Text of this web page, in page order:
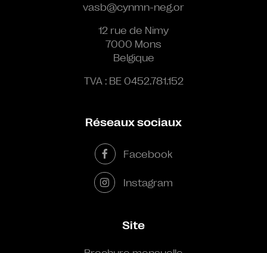
vasb@cynmn-neg.or
12 rue de Nimy
7000 Mons
Belgique
TVA : BE 0452.781.152
Réseaux sociaux
Facebook
Instagram
Site